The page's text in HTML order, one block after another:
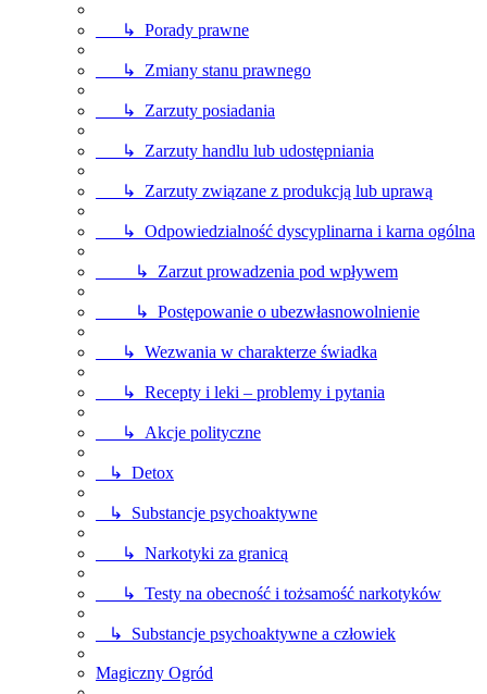
↳ Porady prawne
↳ Zmiany stanu prawnego
↳ Zarzuty posiadania
↳ Zarzuty handlu lub udostępniania
↳ Zarzuty związane z produkcją lub uprawą
↳ Odpowiedzialność dyscyplinarna i karna ogólna
↳ Zarzut prowadzenia pod wpływem
↳ Postępowanie o ubezwłasnowolnienie
↳ Wezwania w charakterze świadka
↳ Recepty i leki – problemy i pytania
↳ Akcje polityczne
↳ Detox
↳ Substancje psychoaktywne
↳ Narkotyki za granicą
↳ Testy na obecność i tożsamość narkotyków
↳ Substancje psychoaktywne a człowiek
Magiczny Ogród